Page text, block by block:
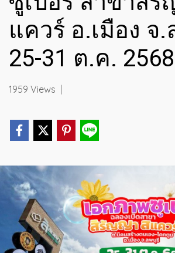
แควร์ อ.เมือง จ
25-31 ต.ค. 2568
1959 Views